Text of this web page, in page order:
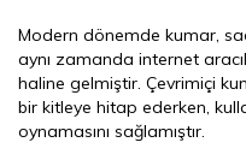
Modern dönemde kumar,
aynı zamanda internet
haline gelmiştir. Çevrimiçi
bir kitleye hitap ederken,
oynamasını sağlamıştır.